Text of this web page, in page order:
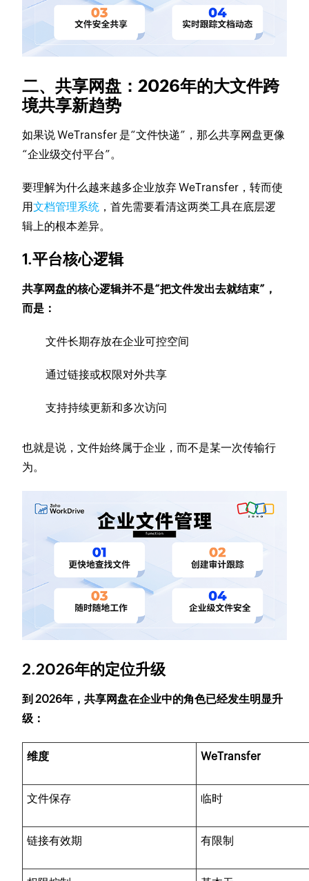
二、共享网盘：2026年的大文件跨
境共享新趋势
如果说 WeTransfer 是“文件快递”，那么共享网盘更像
“企业级交付平台”。
要理解为什么越来越多企业放弃 WeTransfer，转而使
用文档管理系统 ，首先需要看清这两类工具在底层逻
辑上的根本差异。
1.平台核心逻辑
共享网盘的核心逻辑并不是“把文件发出去就结束”，
而是：
文件长期存放在企业可控空间
通过链接或权限对外共享
支持持续更新和多次访问
也就是说，文件始终属于企业，而不是某一次传输行
为。
2.2026年的定位升级
到 2026年，共享网盘在企业中的角色已经发生明显升
级：
维度 WeTransfer
文件保存 临时
链接有效期 有限制